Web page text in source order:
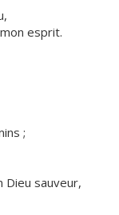
esprit.
;
Dieu sauveur,